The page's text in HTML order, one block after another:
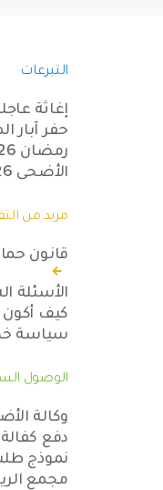
التبرعات
إغاثة
حفر آبار
رمضان 2026
الأضحى 2026
مزيد من
قانون
الأسئلة
كيف
سياسة
الوصول
وكالة
دفع كفالة
نموذج
مجمع